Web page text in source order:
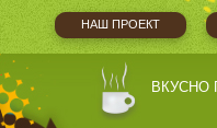
НАШ ПРОЕКТ
ВКУСНО